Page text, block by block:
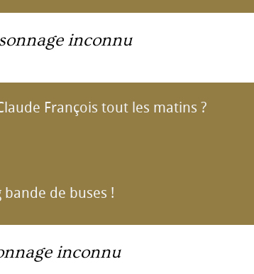
inconnu
François tout les matins ?
de buses !
inconnu